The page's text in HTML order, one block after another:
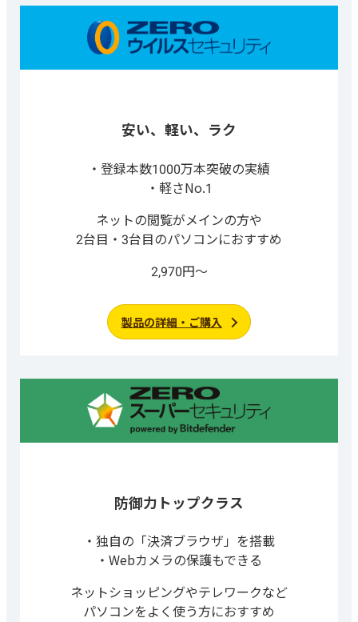
安い、軽い、ラク
登録本数1000万本突破の実績
軽さNo.1
ネットの閲覧がメインの方や
2台目・3台目のパソコンにおすすめ
2,970円～
製品の詳細・ご購入
防御力トップクラス
独自の「決済ブラウザ」を搭載
Webカメラの保護もできる
ネットショッピングやテレワークなど
パソコンをよく使う方におすすめ